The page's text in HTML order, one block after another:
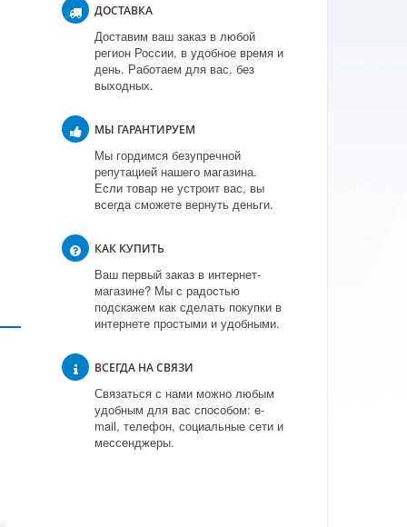
ДОСТАВКА
Доставим ваш заказ в любой
регион России, в удобное время и
день. Работаем для вас, без
выходных.
МЫ ГАРАНТИРУЕМ
Мы гордимся безупречной
репутацией нашего магазина.
Если товар не устроит вас, вы
всегда сможете вернуть деньги.
КАК КУПИТЬ
Ваш первый заказ в интернет-
магазине? Мы с радостью
подскажем как сделать покупки в
интернете простыми и удобными.
ВСЕГДА НА СВЯЗИ
Связаться с нами можно любым
удобным для вас способом: e-
mail, телефон, социальные сети и
мессенджеры.